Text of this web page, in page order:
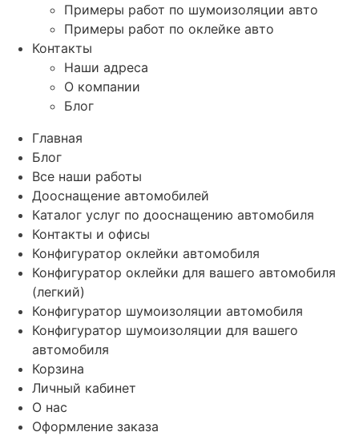
Примеры работ по шумоизоляции авто
Примеры работ по оклейке авто
Контакты
Наши адреса
О компании
Блог
Главная
Блог
Все наши работы
Дооснащение автомобилей
Каталог услуг по дооснащению автомобиля
Контакты и офисы
Конфигуратор оклейки автомобиля
Конфигуратор оклейки для вашего автомобиля
(легкий)
Конфигуратор шумоизоляции автомобиля
Конфигуратор шумоизоляции для вашего
автомобиля
Корзина
Личный кабинет
О нас
Оформление заказа